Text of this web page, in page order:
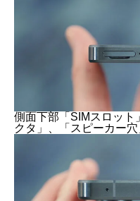
側面下部「SIMスロット
クタ」、「スピーカー穴